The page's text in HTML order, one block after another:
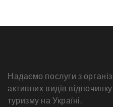
Надаємо послуги з
активних видів
туризму на Україні.